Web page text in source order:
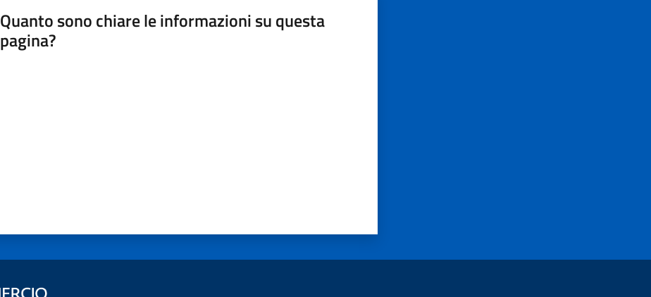
Quanto sono chiare le informazioni su questa
pagina?